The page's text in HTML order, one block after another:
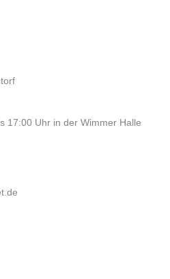
17:00 Uhr in der Wimmer Halle